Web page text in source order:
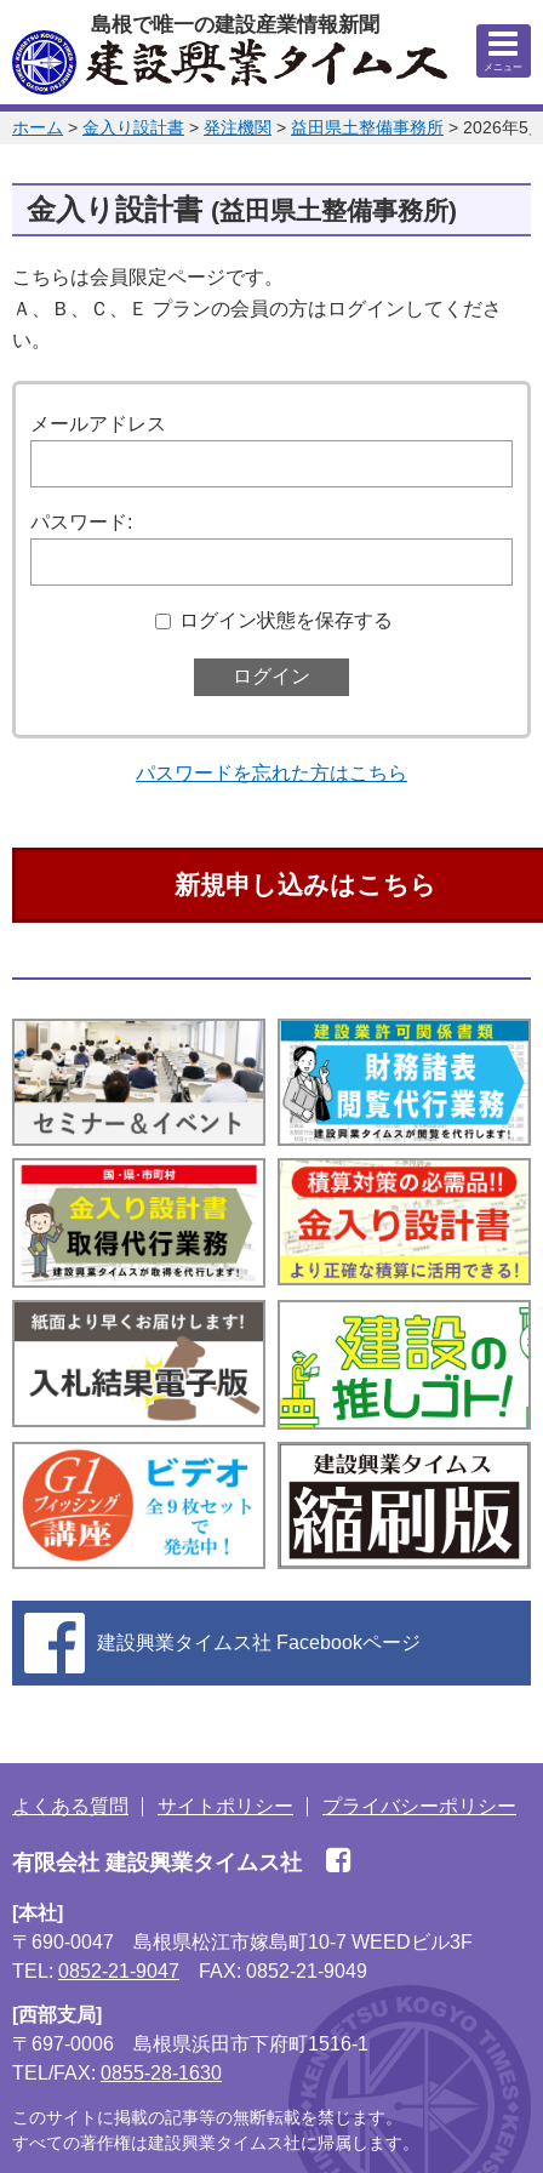
このページの本文へ
島根で唯一の建設産業情報新聞
メニュー
このページの位置:
ホーム > 金入り設計書 > 発注機関 > 益田県土整備事務所 > 2026年5
金入り設計書 (益田県土整備事務所)
こちらは会員限定ページです。
Ａ、Ｂ、Ｃ、Ｅ プランの会員の方はログインしてくださ
い。
メールアドレス
パスワード:
ログイン状態を保存する
パスワードを忘れた方はこちら
新規申し込みはこちら
建設興業タイムス社 Facebookページ
よくある質問 サイトポリシー プライバシーポリシー
有限会社 建設興業タイムス社
[本社]
〒690-0047
島根県松江市嫁島町10-7 WEEDビル3F
TEL: 0852-21-9047 FAX: 0852-21-9049
[西部支局]
〒697-0006
島根県浜田市下府町1516-1
TEL/FAX: 0855-28-1630
このサイトに掲載の記事等の無断転載を禁じます。
すべての著作権は建設興業タイムス社に帰属します。